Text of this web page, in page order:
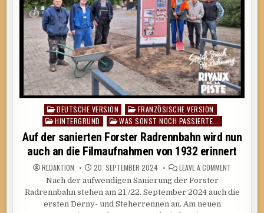
Posted
in
DEUTSCHE VERSION
FRANZÖSISCHE VERSION
HINTERGRUND
WAS SONST NOCH PASSIERTE...
Auf der sanierten Forster Radrennbahn wird nun
auch an die Filmaufnahmen von 1932 erinnert
REDAKTION 20. SEPTEMBER 2024 LEAVE A COMMENT
SANIERTEN
FORSTER
Nach der aufwendigen Sanierung der Forster
Radrennbahn stehen am 21./22. September 2024 auch die
ersten Derny- und Steherrennen an. Am neuen